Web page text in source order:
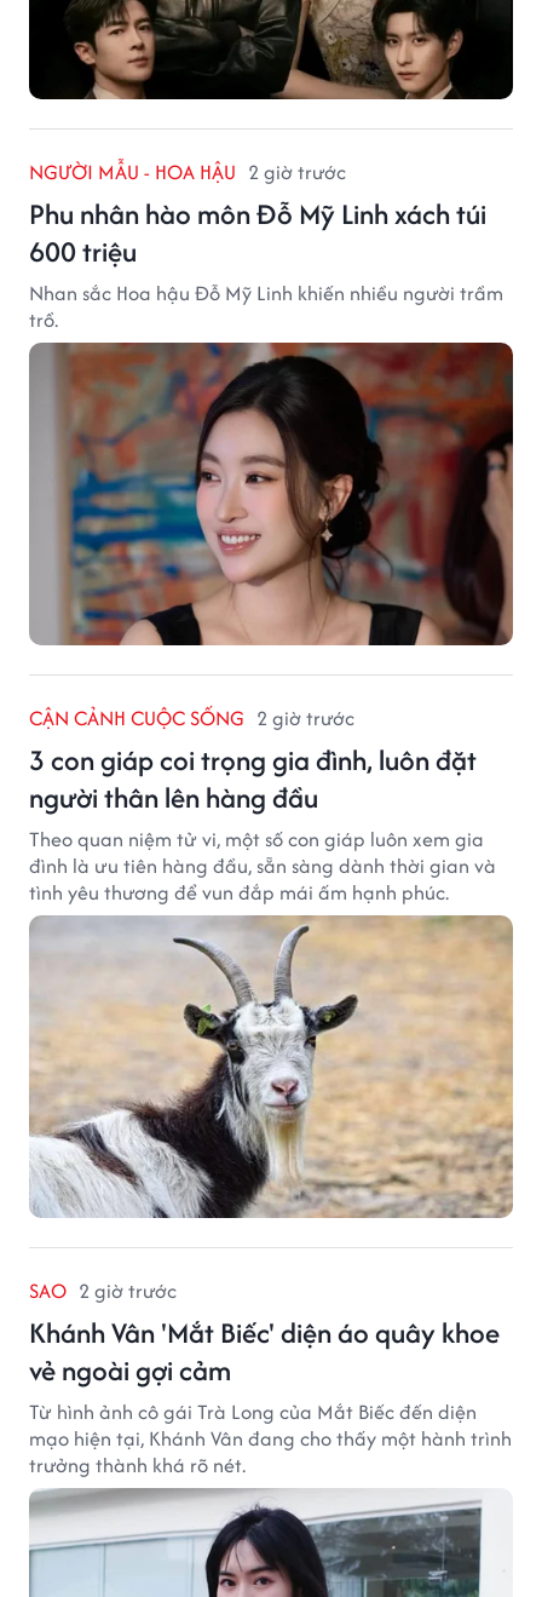
NGƯỜI MẪU - HOA HẬU 2 giờ trước
Phu nhân hào môn Đỗ Mỹ Linh xách túi
600 triệu
Nhan sắc Hoa hậu Đỗ Mỹ Linh khiến nhiều người trầm
trồ.
CẬN CẢNH CUỘC SỐNG 2 giờ trước
3 con giáp coi trọng gia đình, luôn đặt
người thân lên hàng đầu
Theo quan niệm tử vi, một số con giáp luôn xem gia
đình là ưu tiên hàng đầu, sẵn sàng dành thời gian và
tình yêu thương để vun đắp mái ấm hạnh phúc.
SAO 2 giờ trước
Khánh Vân 'Mắt Biếc' diện áo quây khoe
vẻ ngoài gợi cảm
Từ hình ảnh cô gái Trà Long của Mắt Biếc đến diện
mạo hiện tại, Khánh Vân đang cho thấy một hành trình
trưởng thành khá rõ nét.